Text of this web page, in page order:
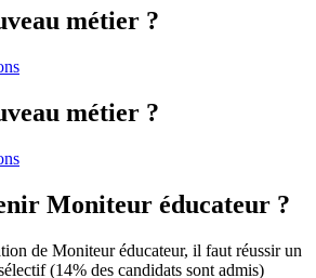
métier ?
métier ?
Moniteur éducateur ?
de Moniteur éducateur, il faut réussir un
(14% des candidats sont admis)